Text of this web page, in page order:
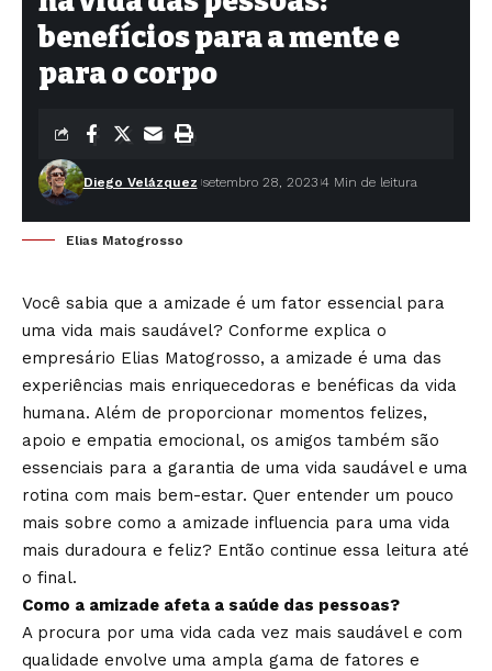
benefícios para a mente e
para o corpo
Diego Velázquez setembro 28, 2023 4 Min de leitura
Elias Matogrosso
Você sabia que a amizade é um fator essencial para
uma vida mais saudável? Conforme explica o
empresário Elias Matogrosso, a amizade é uma das
experiências mais enriquecedoras e benéficas da vida
humana. Além de proporcionar momentos felizes,
apoio e empatia emocional, os amigos também são
essenciais para a garantia de uma vida saudável e uma
rotina com mais bem-estar. Quer entender um pouco
mais sobre como a amizade influencia para uma vida
mais duradoura e feliz? Então continue essa leitura até
o final.
Como a amizade afeta a saúde das pessoas?
A procura por uma vida cada vez mais saudável e com
qualidade envolve uma ampla gama de fatores e